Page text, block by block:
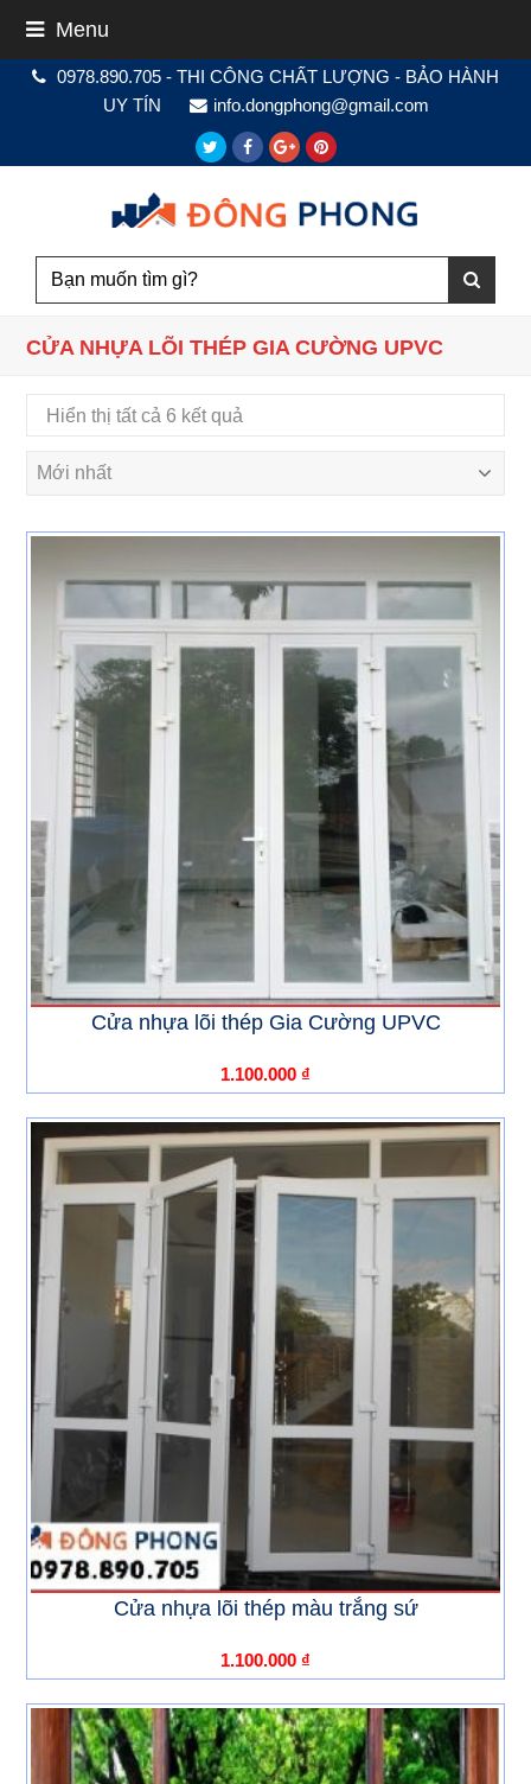
Menu
0978.890.705 - THI CÔNG CHẤT LƯỢNG - BẢO HÀNH
UY TÍN
info.dongphong@gmail.com
TwitterFacebook
GooglePinterest
CỬA NHỰA LÕI THÉP GIA CƯỜNG UPVC
Hiển thị tất cả 6 kết quả
Cửa nhựa lõi thép Gia Cường UPVC
1.100.000 ₫
Cửa nhựa lõi thép màu trắng sứ
1.100.000 ₫